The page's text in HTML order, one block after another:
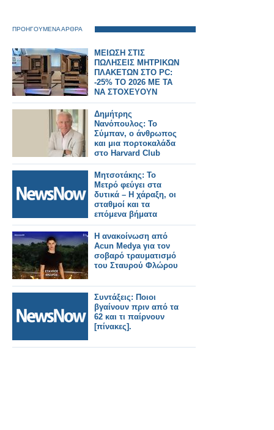
ΠΡΟΗΓΟΥΜΕΝΑ ΑΡΘΡΑ
ΜΕΙΩΣΗ ΣΤΙΣ
ΠΩΛΗΣΕΙΣ ΜΗΤΡΙΚΩΝ
ΠΛΑΚΕΤΩΝ ΣΤΟ PC:
-25% TO 2026 ME TA
NA ΣΤΟΧΕΥΟΥΝ
ΣΤΗΝ AI
Δημήτρης
Νανόπουλος: Το
Σύμπαν, ο άνθρωπος
και μια πορτοκαλάδα
στο Harvard Club
Μητσοτάκης: Το
Μετρό φεύγει στα
δυτικά – Η χάραξη, οι
σταθμοί και τα
επόμενα βήματα
Η ανακοίνωση από
Acun Medya για τον
σοβαρό τραυματισμό
του Σταυρού Φλώρου
Συντάξεις: Ποιοι
βγαίνουν πριν από τα
62 και τι παίρνουν
[πίνακες].